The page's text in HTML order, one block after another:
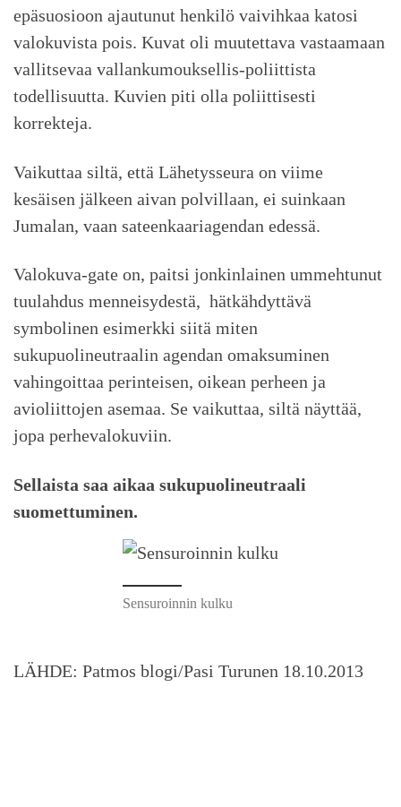
epäsuosioon ajautunut henkilö vaivihkaa katosi
valokuvista pois. Kuvat oli muutettava vastaamaan
vallitsevaa vallankumouksellis-poliittista
todellisuutta. Kuvien piti olla poliittisesti
korrekteja.
Vaikuttaa siltä, että Lähetysseura on viime
kesäisen jälkeen aivan polvillaan, ei suinkaan
Jumalan, vaan sateenkaariagendan edessä.
Valokuva-gate on, paitsi jonkinlainen ummehtunut
tuulahdus menneisydestä, hätkähdyttävä
symbolinen esimerkki siitä miten
sukupuolineutraalin agendan omaksuminen
vahingoittaa perinteisen, oikean perheen ja
avioliittojen asemaa. Se vaikuttaa, siltä näyttää,
jopa perhevalokuviin.
Sellaista saa aikaa sukupuolineutraali
suomettuminen.
Sensuroinnin kulku
LÄHDE: Patmos blogi/Pasi Turunen 18.10.2013